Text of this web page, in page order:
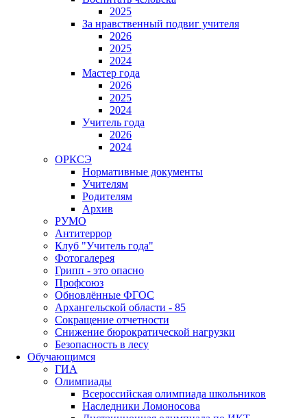
2025
За нравственный подвиг учителя
2026
2025
2024
Мастер года
2026
2025
2024
Учитель года
2026
2024
ОРКСЭ
Нормативные документы
Учителям
Родителям
Архив
РУМО
Антитеррор
Клуб "Учитель года"
Фотогалерея
Грипп - это опасно
Профсоюз
Обновлённые ФГОС
Архангельской области - 85
Сокращение отчетности
Снижение бюрократической нагрузки
Безопасность в лесу
Обучающимся
ГИА
Олимпиады
Всероссийская олимпиада школьников
Наследники Ломоносова